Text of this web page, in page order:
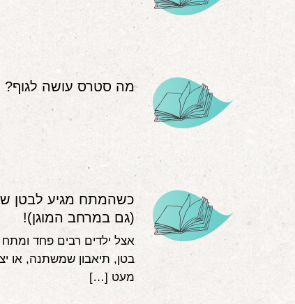
מה סטרס עושה לגוף?
כשהמתח מגיע לבטן
(גם במרחב המוגן)!
אצל ילדים רבים פחד
בטן, תיאבון שמשתנה, או
מעט […]